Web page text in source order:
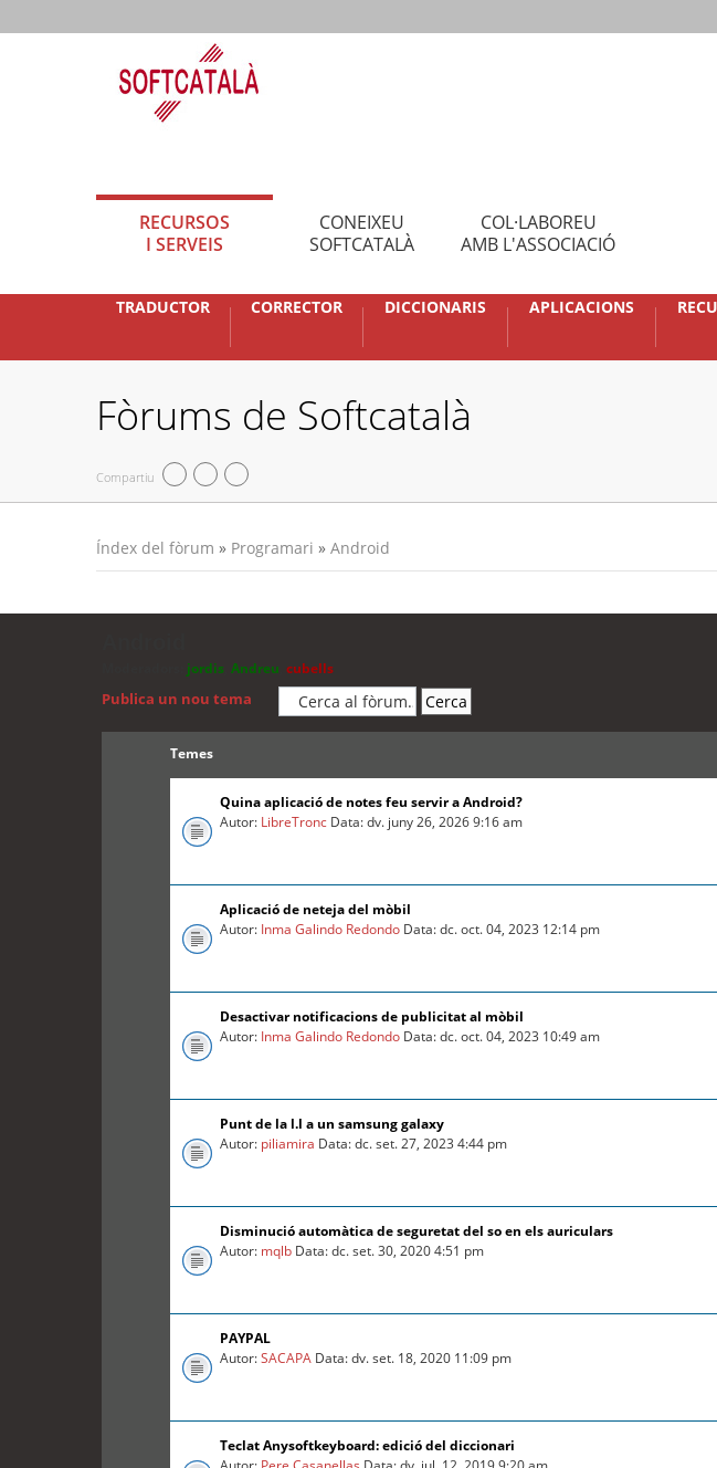
RECURSOS
I SERVEIS
CONEIXEU
SOFTCATALÀ
COL·LABOREU
AMB L'ASSOCIACIÓ
TRADUCTOR CORRECTOR DICCIONARIS APLICACIONS
Fòrums de Softcatalà
Compartiu
Índex del fòrum » Programari » Android
jordis Andreu cubells
Publica un nou tema
Temes
Quina aplicació de notes feu servir a Android?
Autor: LibreTronc Data: dv. juny 26, 2026 9:16 am
Aplicació de neteja del mòbil
Autor: Inma Galindo Redondo Data: dc. oct. 04, 2023 12:14 pm
Desactivar notificacions de publicitat al mòbil
Autor: Inma Galindo Redondo Data: dc. oct. 04, 2023 10:49 am
Punt de la l.l a un samsung galaxy
Autor: piliamira Data: dc. set. 27, 2023 4:44 pm
Disminució automàtica de seguretat del so en els auriculars
Autor: mqlb Data: dc. set. 30, 2020 4:51 pm
PAYPAL
Autor:SACAPA Data: dv. set. 18, 2020 11:09 pm
Teclat Anysoftkeyboard: edició del diccionari